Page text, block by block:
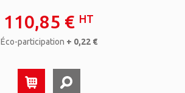
110,85 € HT
Éco-participation + 0,22 €